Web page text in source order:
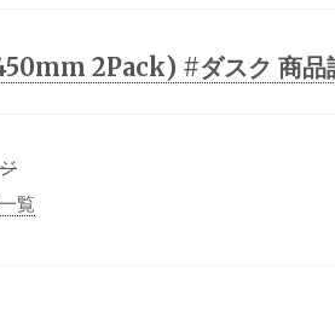
2Pack) #ダスク 商品
覧